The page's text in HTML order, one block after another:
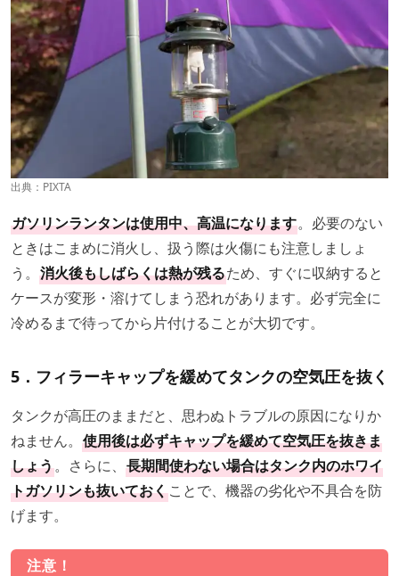
出典：PIXTA
ガソリンランタンは使用中、高温になります。必要のない
ときはこまめに消火し、扱う際は火傷にも注意しましょ
う。 消火後もしばらくは熱が残るため、すぐに収納すると
ケースが変形・溶けてしまう恐れがあります。必ず完全に
冷めるまで待ってから片付けることが大切です。
5．フィラーキャップを緩めてタンクの空気圧を抜く
タンクが高圧のままだと、思わぬトラブルの原因になりか
ねません。 使用後は必ずキャップを緩めて空気圧を抜きま
しょう。さらに、 長期間使わない場合はタンク内のホワイ
トガソリンも抜いておくことで、機器の劣化や不具合を防
げます。
注意！